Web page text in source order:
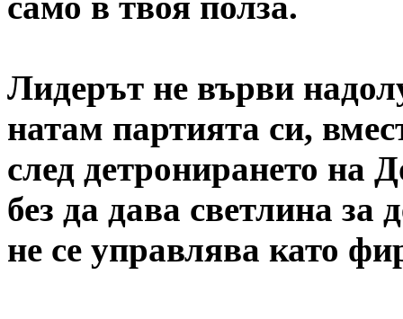
Лидерът не върви
натам партията си,
след детронирането на
без да дава светлина за
не се управлява като